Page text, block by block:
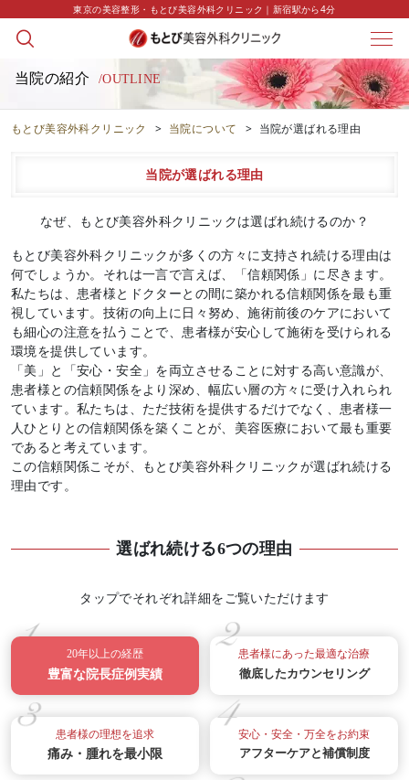
東京の美容整形・もとび美容外科クリニック｜新宿駅から4分
当院の紹介 /OUTLINE
もとび美容外科クリニック > 当院について > 当院が選ばれる理由
当院が選ばれる理由
なぜ、もとび美容外科クリニックは選ばれ続けるのか？
もとび美容外科クリニックが多くの方々に支持され続ける理由は
何でしょうか。それは一言で言えば、「信頼関係」に尽きます。
私たちは、患者様とドクターとの間に築かれる信頼関係を最も重
視しています。技術の向上に日々努め、施術前後のケアにおいて
も細心の注意を払うことで、患者様が安心して施術を受けられる
環境を提供しています。
「美」と「安心・安全」を両立させることに対する高い意識が、
患者様との信頼関係をより深め、幅広い層の方々に受け入れられ
ています。私たちは、ただ技術を提供するだけでなく、患者様一
人ひとりとの信頼関係を築くことが、美容医療において最も重要
であると考えています。
この信頼関係こそが、もとび美容外科クリニックが選ばれ続ける
理由です。
選ばれ続ける6つの理由
タップでそれぞれ詳細をご覧いただけます
20年以上の経歴
豊富な院長症例実績
患者様にあった最適な治療
徹底したカウンセリング
患者様の理想を追求
痛み・腫れを最小限
安心・安全・万全をお約束
アフターケアと補償制度